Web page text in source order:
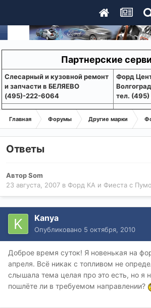
Партнерские
Слесарный и кузовной ремонт
и запчасти в БЕЛЯЕВО
(495)-222-6064
Форд
тел.
Главная Форумы Другие марки
Ответы
АвторSom
23 августа, 2007 в Форд КА и Фиеста с
Kanya
Опубликовано 5 октября, 2010
Доброе время суток! Я новенькая на
апреля. Всё никак с топливом не
слышала тема целая про это есть, но я
пошлёте ли в требуемом направлении?